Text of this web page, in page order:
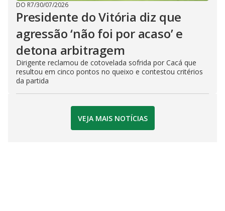
DO R7/30/07/2026
Presidente do Vitória diz que
agressão ‘não foi por acaso’ e
detona arbitragem
Dirigente reclamou de cotovelada sofrida por Cacá que
resultou em cinco pontos no queixo e contestou critérios
da partida
VEJA MAIS NOTÍCIAS